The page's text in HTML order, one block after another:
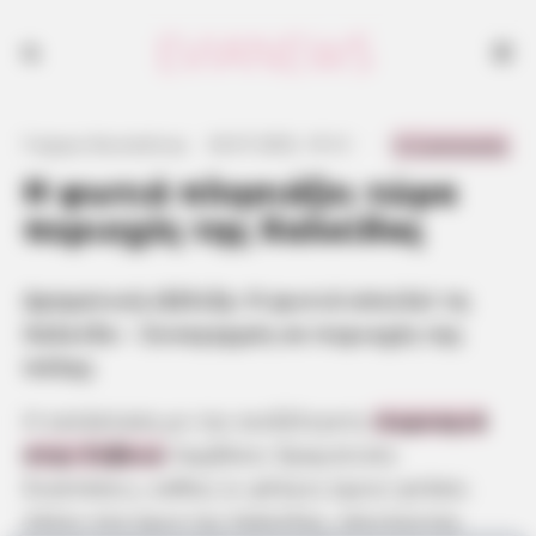
Η φωτιά πλησιάζει τώρα
περιοχές της Χαλκίδας
Δραματική εξέλιξη: Η φωτιά απειλεί τη
πυρκαγιά
στην Εύβοια
πλέον στα όρια της Χαλκίδας, απειλώντας